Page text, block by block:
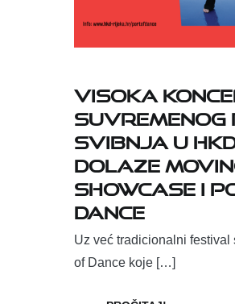
Visoka
suvremenog
svibnja u
dolaze
Showcase i
Dance
Uz već tradicionalni
of Dance koje […]